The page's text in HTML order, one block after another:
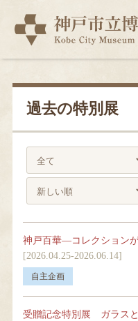
TOP
展覧会
コレクショ
教育・学習
過去の特別展
神戸百華―コレクション
[2026.04.25-2026.06.14]
受贈記念特別展 ガラス